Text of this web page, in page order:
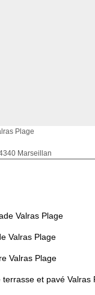
Plage
Marseillan
Valras Plage
Valras Plage
Valras Plage
et pavé Valras